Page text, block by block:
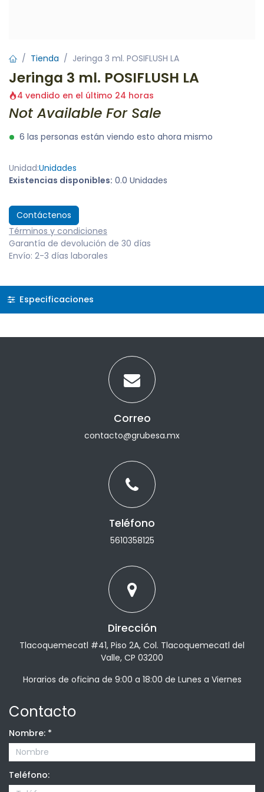
Tienda Jeringa 3 ml. POSIFLUSH LA
Jeringa 3 ml. POSIFLUSH LA
4 vendido en el último 24 horas
Not Available For Sale
6 las personas están viendo esto ahora mismo
Unidad:Unidades
Existencias disponibles: 0.0 Unidades
Contáctenos
Términos y condiciones
Garantía de devolución de 30 días
Envío: 2-3 días laborales
Especificaciones
Correo
contacto@grubesa.mx
Teléfono
5610358125
Dirección
Tlacoquemecatl #41, Piso 2A, Col. Tlacoquemecatl del
Valle, CP 03200
Horarios de oficina de 9:00 a 18:00 de Lunes a Viernes
Contacto
Nombre: *
Teléfono: